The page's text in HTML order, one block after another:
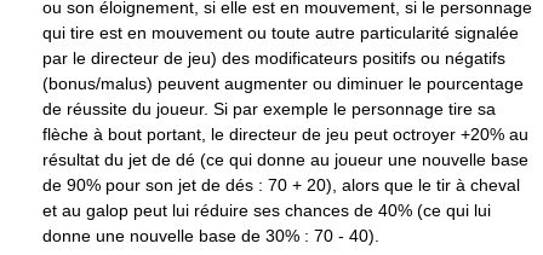
ou son éloignement, si elle est en mouvement, si le personnage
qui tire est en mouvement ou toute autre particularité signalée
par le directeur de jeu) des modificateurs positifs ou négatifs
(bonus/malus) peuvent augmenter ou diminuer le pourcentage
de réussite du joueur. Si par exemple le personnage tire sa
flèche à bout portant, le directeur de jeu peut octroyer +20% au
résultat du jet de dé (ce qui donne au joueur une nouvelle base
de 90% pour son jet de dés : 70 + 20), alors que le tir à cheval
et au galop peut lui réduire ses chances de 40% (ce qui lui
donne une nouvelle base de 30% : 70 - 40).